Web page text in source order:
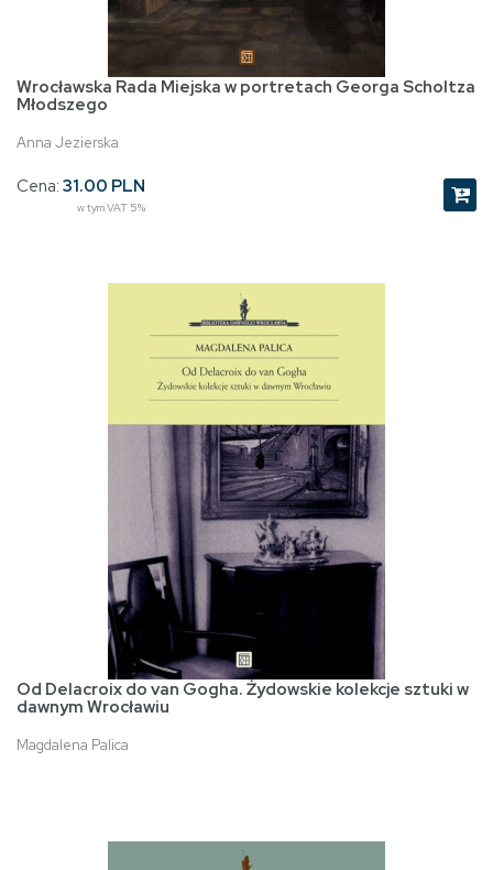
Wrocławska Rada Miejska w portretach Georga Scholtza
Młodszego
Anna Jezierska
Cena: 31.00 PLN
w tym VAT 5%
Od Delacroix do van Gogha. Żydowskie kolekcje sztuki w
dawnym Wrocławiu
Magdalena Palica